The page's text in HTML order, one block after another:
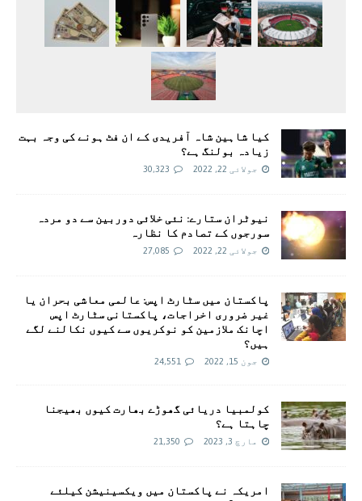
کیا شاہین شاہ آفریدی کے ان فٹ ہونے کی وجہ بہت
زیادہ بولنگ ہے؟
جولائی 22, 2022 30,323
نیوٹران ستارے: نئی خلائی دوربین سے دو مردہ
سورجوں کے تصادم کا نظارہ
جولائی 22, 2022 27,085
پاکستان میں سٹارٹ اپس: عالمی معاشی بحران یا
غیر ضروری اخراجات، پاکستانی سٹارٹ اپس
اچانک ملازمین کو نوکریوں سے کیوں نکالنے لگے
ہیں؟
جون 15, 2022 24,551
کولمبیا دریائی گھوڑے بھارت کیوں بھیجنا
چاہتا ہے؟
مارچ 3, 2023 21,350
امريکہ نے پاکستان میں ویکسینیشن کیلئے